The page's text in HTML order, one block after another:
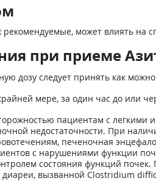
может влиять на
при приеме
дозу следует принять как
мере, за один час до или
пациентам с
недостаточности. При
печеночная
с нарушениями функции
состояния функций
вызванной Clostridium